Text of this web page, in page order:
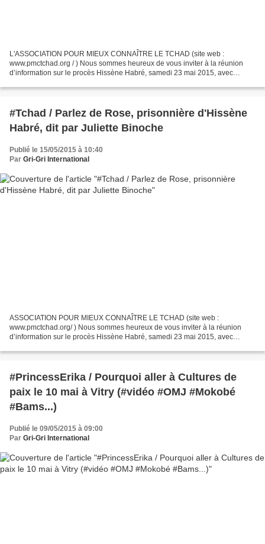
L'ASSOCIATION POUR MIEUX CONNAÎTRE LE TCHAD (site web :
www.pmctchad.org / ) Nous sommes heureux de vous inviter à la réunion
d’information sur le procès Hissène Habré, samedi 23 mai 2015, avec
#Tchad / Parlez de Rose, prisonnière d'Hissène
Habré, dit par Juliette Binoche
Publié le 15/05/2015 à 10:40
Par Gri-Gri International
ASSOCIATION POUR MIEUX CONNAÎTRE LE TCHAD (site web :
www.pmctchad.org/ ) Nous sommes heureux de vous inviter à la réunion
d’information sur le procès Hissène Habré, samedi 23 mai 2015, avec
#PrincessErika / Pourquoi aller à Cultures de
paix le 10 mai à Vitry (#vidéo #OMJ #Mokobé
#Bams...)
Publié le 09/05/2015 à 09:00
Par Gri-Gri International